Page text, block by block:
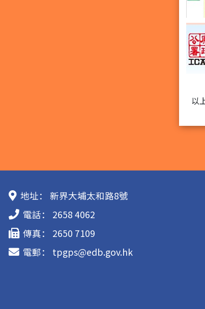
以
地址：
新界大埔太和路8號
電話：
2658 4062
傳真：
2650 7109
電郵：
tpgps@edb.gov.hk